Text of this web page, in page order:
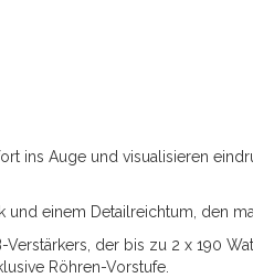
ins Auge und visualisieren
einem Detailreichtum, den
der bis zu 2 x 190
Röhren-Vorstufe.